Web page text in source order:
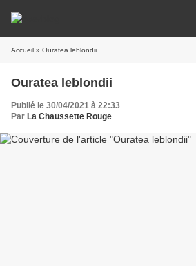
Accueil » Ouratea leblondii
Ouratea leblondii
Publié le 30/04/2021 à 22:33
Par La Chaussette Rouge